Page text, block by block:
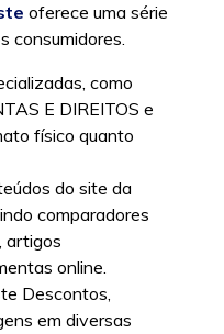
oferece uma série
consumidores.
como
E DIREITOS e
físico quanto
do site da
comparadores
artigos
online.
Descontos,
em diversas